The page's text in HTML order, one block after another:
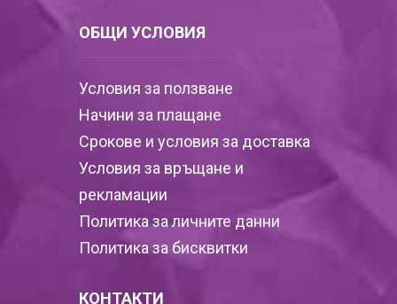
ОБЩИ УСЛОВИЯ
Условия за ползване
Начини за плащане
Срокове и условия за доставка
Условия за връщане и
рекламации
Политика за личните данни
Политика за бисквитки
КОНТАКТИ